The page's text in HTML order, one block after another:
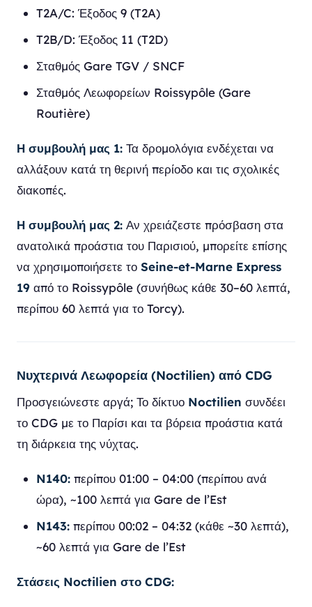
T2A/C: Έξοδος 9 (T2A)
T2B/D: Έξοδος 11 (T2D)
Σταθμός Gare TGV / SNCF
Σταθμός Λεωφορείων Roissypôle (Gare
Routière)
Η συμβουλή μας 1: Τα δρομολόγια ενδέχεται να
αλλάξουν κατά τη θερινή περίοδο και τις σχολικές
διακοπές.
Η συμβουλή μας 2: Αν χρειάζεστε πρόσβαση στα
ανατολικά προάστια του Παρισιού, μπορείτε επίσης
να χρησιμοποιήσετε το Seine-et-Marne Express
19 από το Roissypôle (συνήθως κάθε 30–60 λεπτά,
περίπου 60 λεπτά για το Torcy).
Νυχτερινά Λεωφορεία (Noctilien) από CDG
Προσγειώνεστε αργά; Το δίκτυο Noctilien συνδέει
το CDG με το Παρίσι και τα βόρεια προάστια κατά
τη διάρκεια της νύχτας.
N140: περίπου 01:00 – 04:00 (περίπου ανά
ώρα), ~100 λεπτά για Gare de l’Est
N143: περίπου 00:02 – 04:32 (κάθε ~30 λεπτά),
~60 λεπτά για Gare de l’Est
Στάσεις Noctilien στο CDG: